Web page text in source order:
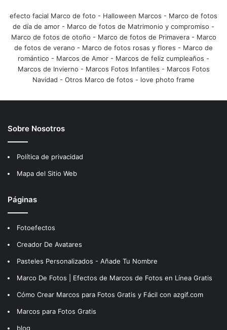
efecto facial Marco de foto - Halloween Marcos - Marco de fotos
de día de amor - Marco de fotos de Matrimonio y compromiso -
Marco de fotos de otoño - Marco de fotos de Primavera- Marco
de fotos de verano - Marco de fotos rosas y flores - Marco de
romántico - Marcos de Amor - Marcos de feliz cumpleaños -
Marcos de Invierno - Marcos Fotos Infantiles - Marcos Fotos
Navidad - Otros Marco de fotos - love photo frame
Sobre Nosotros
Política de privacidad
Mapa del Sitio Web
Páginas
Fotoefectos
Creador De Avatares
Pasteles Personalizados - Añade Tu Nombre
Marco De Fotos | Efectos de Marcos de Fotos en Línea Gratis
Cómo Crear Marcos para Fotos Gratis y Fácil con azgif.com
Marcos para Fotos Gratis
blog